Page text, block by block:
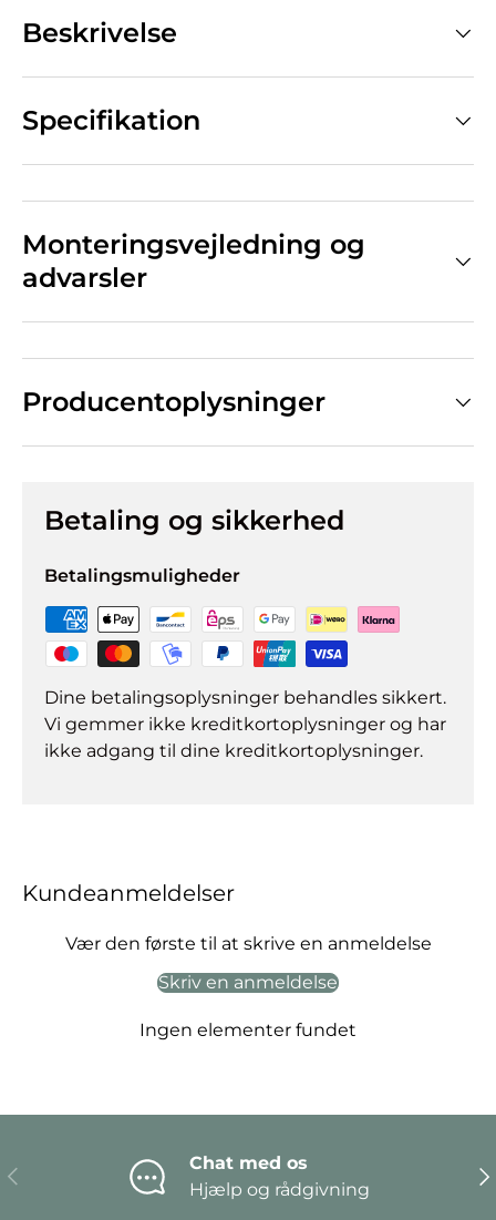
Beskrivelse
Specifikation
Monteringsvejledning og
advarsler
Producentoplysninger
Betaling og sikkerhed
Betalingsmuligheder
Dine betalingsoplysninger behandles sikkert.
Vi gemmer ikke kreditkortoplysninger og har
ikke adgang til dine kreditkortoplysninger.
Kundeanmeldelser
Vær den første til at skrive en anmeldelse
Skriv en anmeldelse
Ingen elementer fundet
Forrige
Chat med os
Hjælp og rådgivning